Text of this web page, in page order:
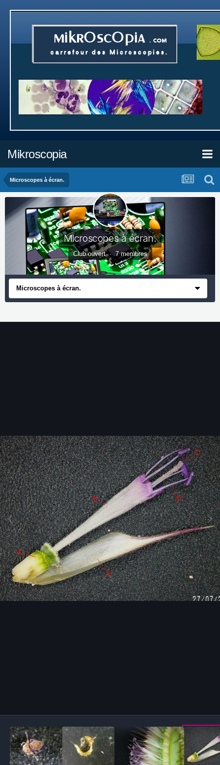
Mikroscopia
Microscopes à écran.
Microscopes à écran.
Club ouvert · 7 membres
Microscopes à écran.